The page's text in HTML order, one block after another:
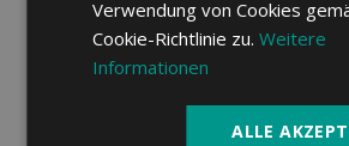
CHF
Verwendung von Cookies
Cookie-Richtlinie zu.Weitere
Informationen
ALLE